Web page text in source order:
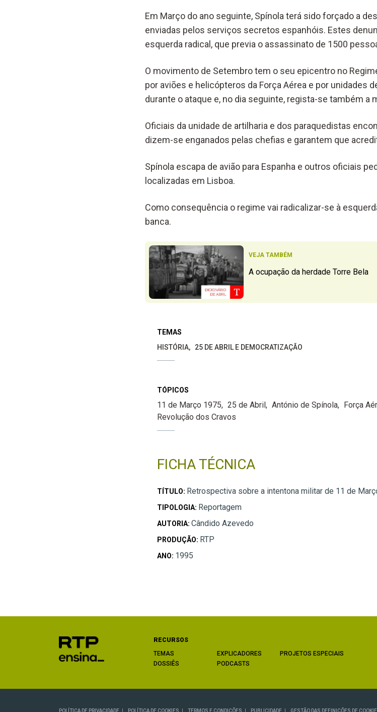
Em Março do ano seguinte, Spínola terá sido forçado a
enviadas pelos serviços secretos espanhóis. Estes
esquerda radical, que previa o assassinato de 1500
O movimento de Setembro tem o seu epicentro no
por aviões e helicópteros da Força Aérea e por unidades
durante o ataque e, no dia seguinte, regista-se também a
Oficiais da unidade de artilharia e dos paraquedistas
dizem-se enganados pelas chefias e garantem que
Spínola escapa de avião para Espanha e outros oficiais
localizadas em Lisboa.
Como consequência o regime vai radicalizar-se à
banca.
VEJA TAMBÉM
A ocupação da herdade Torre Bela
TEMAS
HISTÓRIA
25 DE ABRIL E DEMOCRATIZAÇÃO
TÓPICOS
11 de Março 1975 25 de Abril António de Spínola Força
Revolução dos Cravos
FICHA TÉCNICA
TÍTULO: Retrospectiva sobre a intentona militar de 11 de
TIPOLOGIA: Reportagem
AUTORIA: Cândido Azevedo
PRODUÇÃO: RTP
ANO: 1995
RECURSOS
TEMAS
DOSSIÊS
EXPLICADORES
PODCASTS
PROJETOS ESPECIAIS
POLÍTICA DE PRIVACIDADE POLÍTICA DE COOKIES TERMOS E CONDIÇÕES PUBLICIDADE GESTÃO DAS DEFINIÇÕES DE